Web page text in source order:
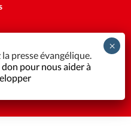
presse évangélique.
don pour nous aider à